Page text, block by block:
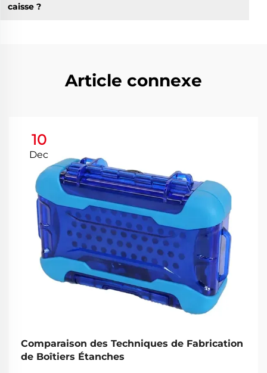
caisse ?
Article connexe
10
Dec
Comparaison des Techniques de Fabrication
de Boîtiers Étanches